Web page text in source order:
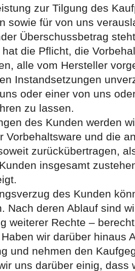
zur Tilgung des
sowie für von uns
Überschussbetrag
die Pflicht, die
alle vom Hersteller
Instandsetzungen
oder einer von uns
zu lassen.
des Kunden werden
Vorbehaltsware und die
zurückübertragen,
insgesamt
des Kunden
Nach deren Ablauf sind
weiterer Rechte –
wir darüber hinaus
und nehmen den
uns darüber einig, dass